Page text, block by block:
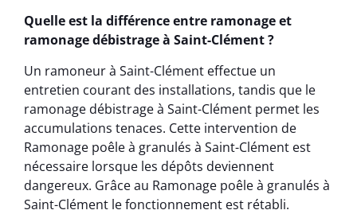
Quelle est la différence entre ramonage et
ramonage débistrage à Saint-Clément ?
Un ramoneur à Saint-Clément effectue un
entretien courant des installations, tandis que le
ramonage débistrage à Saint-Clément permet les
accumulations tenaces. Cette intervention de
Ramonage poêle à granulés à Saint-Clément est
nécessaire lorsque les dépôts deviennent
dangereux. Grâce au Ramonage poêle à granulés à
Saint-Clément le fonctionnement est rétabli.